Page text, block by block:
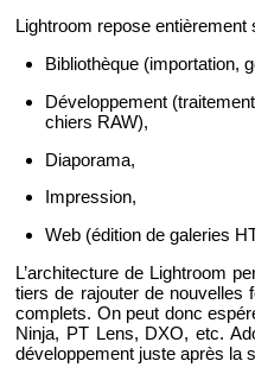
Ligh­troom re­pose
Bi­blio­thèque (im­por­ta­tion,
Dé­ve­lop­pe­ment
chiers RAW),
Dia­po­rama,
Im­pres­sion,
Web (édi­tion de ga­le­ries
L’ar­chi­tec­ture de Ligh­troom
tiers de ra­jou­ter de nou­velles
com­plets. On peut donc
Ninja, PT Lens, DXO, etc.
dé­ve­lop­pe­ment juste après la